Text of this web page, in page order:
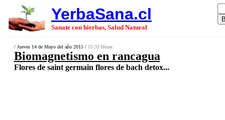
YerbaSana.cl
Sanate con hierbas, Salud Natural
/ Jueves 14 de Mayo del año 2015 / 15:33 Horas.
Biomagnetismo en rancagua
Flores de saint germain flores de bach detox...